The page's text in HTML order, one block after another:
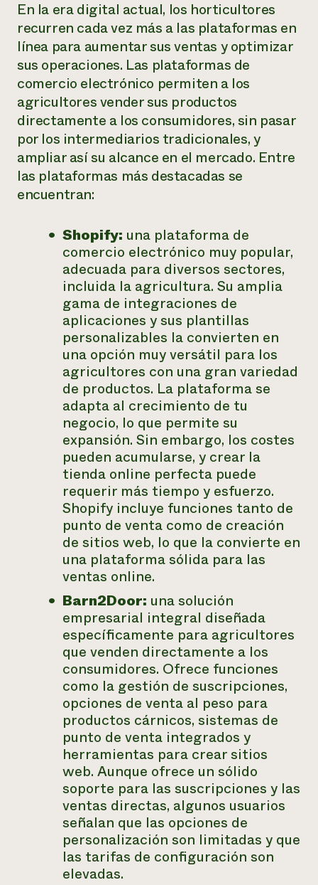
En la era digital actual, los horticultores
recurren cada vez más a las plataformas en
línea para aumentar sus ventas y optimizar
sus operaciones. Las plataformas de
comercio electrónico permiten a los
agricultores vender sus productos
directamente a los consumidores, sin pasar
por los intermediarios tradicionales, y
ampliar así su alcance en el mercado. Entre
las plataformas más destacadas se
encuentran:
Shopify: una plataforma de
comercio electrónico muy popular,
adecuada para diversos sectores,
incluida la agricultura. Su amplia
gama de integraciones de
aplicaciones y sus plantillas
personalizables la convierten en
una opción muy versátil para los
agricultores con una gran variedad
de productos. La plataforma se
adapta al crecimiento de tu
negocio, lo que permite su
expansión. Sin embargo, los costes
pueden acumularse, y crear la
tienda online perfecta puede
requerir más tiempo y esfuerzo.
Shopify incluye funciones tanto de
punto de venta como de creación
de sitios web, lo que la convierte en
una plataforma sólida para las
ventas online.
Barn2Door: una solución
empresarial integral diseñada
específicamente para agricultores
que venden directamente a los
consumidores. Ofrece funciones
como la gestión de suscripciones,
opciones de venta al peso para
productos cárnicos, sistemas de
punto de venta integrados y
herramientas para crear sitios
web. Aunque ofrece un sólido
soporte para las suscripciones y las
ventas directas, algunos usuarios
señalan que las opciones de
personalización son limitadas y que
las tarifas de configuración son
elevadas.